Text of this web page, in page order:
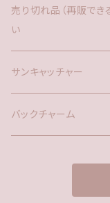
バックチャーム
時計
サンキャッチャー
売り切れ品（再販でき
い
サンキャッチャー
バックチャーム